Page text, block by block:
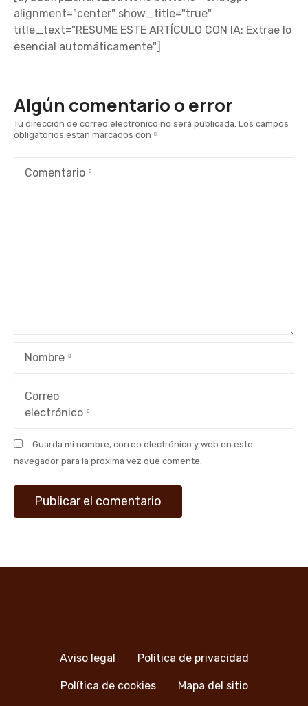
alignment="center" show_title="true"
title_text="RESUME ESTE ARTÍCULO CON IA: Extrae lo
esencial automáticamente"]
Algún comentario o error
Tu dirección de correo electrónico no será publicada. Los campos
obligatorios están marcados con
Comentario
Nombre
Correo
electrónico
Guarda mi nombre, correo electrónico y web en este
navegador para la próxima vez que comente.
Aviso legal Política de privacidad
Política de cookies Mapa del sitio